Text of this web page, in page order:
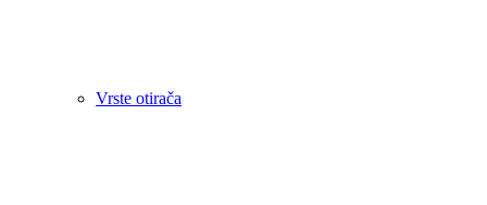
Vrste otirača